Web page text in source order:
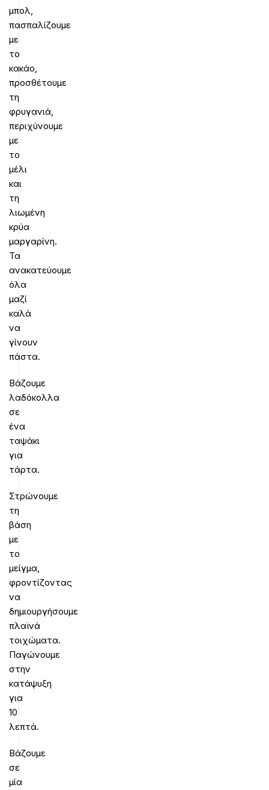
μπολ,
πασπαλίζουμε
με
το
κακάο,
προσθέτουμε
τη
φρυγανιά,
περιχύνουμε
με
το
μέλι
και
τη
λιωμένη
κρύα
μαργαρίνη.
Τα
ανακατεύουμε
όλα
μαζί
καλά
να
γίνουν
πάστα.
Βάζουμε
λαδόκολλα
σε
ένα
ταψάκι
για
τάρτα.
Στρώνουμε
τη
βάση
με
το
μείγμα,
φροντίζοντας
να
δημιουργήσουμε
πλαϊνά
τοιχώματα.
Παγώνουμε
στην
κατάψυξη
για
10
λεπτά.
Βάζουμε
σε
μία